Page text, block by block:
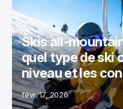
Skis all-
quel type de ski
niveau et les
févr. 17, 2026